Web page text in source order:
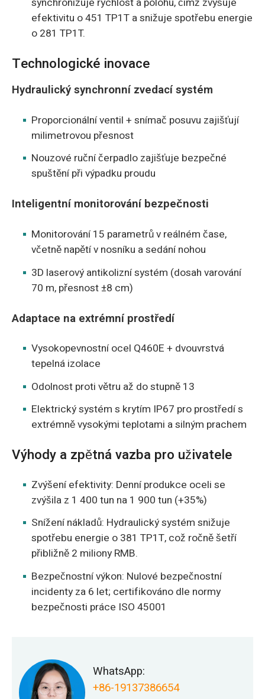
efektivitu o 451 TP1T a snižuje spotřebu energie
o 281 TP1T.
Technologické inovace
Hydraulický synchronní zvedací systém
Proporcionální ventil + snímač posuvu zajišťují
milimetrovou přesnost
Nouzové ruční čerpadlo zajišťuje bezpečné
spuštění při výpadku proudu
Inteligentní monitorování bezpečnosti
Monitorování 15 parametrů v reálném čase,
včetně napětí v nosníku a sedání nohou
3D laserový antikolizní systém (dosah varování
70 m, přesnost ±8 cm)
Adaptace na extrémní prostředí
Vysokopevnostní ocel Q460E + dvouvrstvá
tepelná izolace
Odolnost proti větru až do stupně 13
Elektrický systém s krytím IP67 pro prostředí s
extrémně vysokými teplotami a silným prachem
Výhody a zpětná vazba pro uživatele
Zvýšení efektivity: Denní produkce oceli se
zvýšila z 1 400 tun na 1 900 tun (+35%)
Snížení nákladů: Hydraulický systém snižuje
spotřebu energie o 381 TP1T, což ročně šetří
přibližně 2 miliony RMB.
Bezpečnostní výkon: Nulové bezpečnostní
incidenty za 6 let; certifikováno dle normy
bezpečnosti práce ISO 45001
WhatsApp:
+86-19137386654